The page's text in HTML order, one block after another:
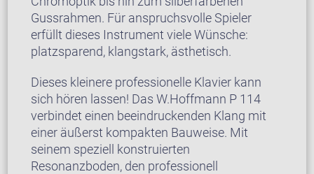
Gussrahmen. Für anspruchsvolle Spieler
erfüllt dieses Instrument viele Wünsche:
platzsparend, klangstark, ästhetisch.
Dieses kleinere professionelle Klavier kann
sich hören lassen! Das W.Hoffmann P 114
verbindet einen beeindruckenden Klang mit
einer äußerst kompakten Bauweise. Mit
seinem speziell konstruierten
Resonanzboden, den professionell